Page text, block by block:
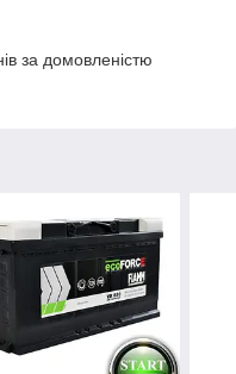
за домовленістю